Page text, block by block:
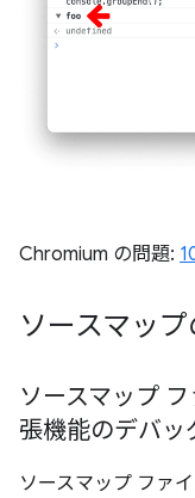
Chromium の問題:
ソースマッ
ソースマップ
張機能のデバッ
ソースマップ ファ